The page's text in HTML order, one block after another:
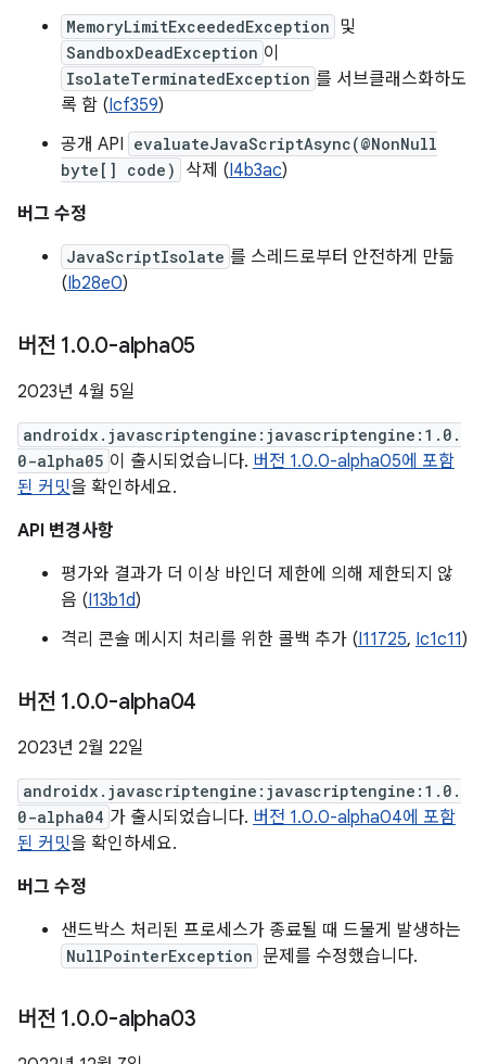
MemoryLimitExceededException 및
SandboxDeadException 이
IsolateTerminatedException 를 서브클래스화하도
록 함 (Icf359)
공개 API evaluateJavaScriptAsync(@NonNull
byte[] code)
삭제 (I4b3ac)
버그 수정
JavaScriptIsolate 를 스레드로부터 안전하게 만듦
(Ib28e0)
버전 1.0.0-alpha05
2023년 4월 5일
androidx.javascriptengine:javascriptengine:1.0.
0-alpha05 이 출시되었습니다. 버전 1.0.0-alpha05에 포함
된 커밋을 확인하세요.
API 변경사항
평가와 결과가 더 이상 바인더 제한에 의해 제한되지 않
음 (I13b1d)
격리 콘솔 메시지 처리를 위한 콜백 추가 (I11725, Ic1c11)
버전 1.0.0-alpha04
2023년 2월 22일
androidx.javascriptengine:javascriptengine:1.0.
0-alpha04 가 출시되었습니다. 버전 1.0.0-alpha04에 포함
된 커밋을 확인하세요.
버그 수정
샌드박스 처리된 프로세스가 종료될 때 드물게 발생하는
NullPointerException 문제를 수정했습니다.
버전 1.0.0-alpha03